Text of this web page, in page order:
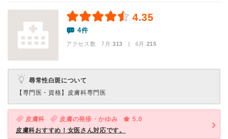
4.35
4件
アクセス数 7月:313 | 6月:215
尋常性白斑について
【専門医・資格】 皮膚科専門医
皮膚科 皮膚の発疹・かゆみ
5.0
皮膚科おすすめ！女医さん対応です。